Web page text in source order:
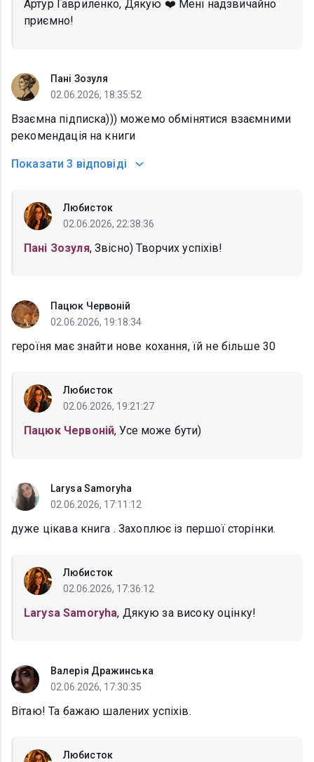
Артур Гавриленко, Дякую ❤️ Мені надзвичайно
приємно!
Пані Зозуля
02.06.2026, 18:35:52
Взаємна підписка))) можемо обмінятися взаємними
рекомендація на книги
Показати 3 відповіді
Любисток
02.06.2026, 22:38:36
Пані Зозуля, Звісно) Творчих успіхів!
Пацюк Червоній
02.06.2026, 19:18:34
героїня має знайти нове кохання, їй не більше 30
Любисток
02.06.2026, 19:21:27
Пацюк Червоній, Усе може бути)
Larysa Samoryha
02.06.2026, 17:11:12
дуже цікава книга . Захоплює із першої сторінки.
Любисток
02.06.2026, 17:36:12
Larysa Samoryha, Дякую за високу оцінку!
Валерія Дражинська
02.06.2026, 17:30:35
Вітаю! Та бажаю шалених успіхів.
Любисток